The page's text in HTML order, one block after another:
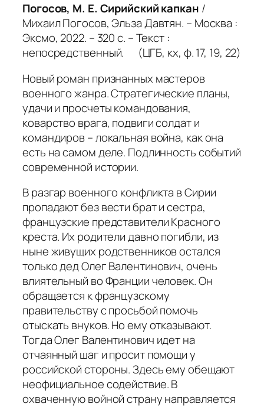
Погосов, М. Е. Сирийский капкан /
Михаил Погосов, Эльза Давтян. – Москва :
Эксмо, 2022. – 320 с. – Текст :
непосредственный. (ЦГБ, кх, ф. 17, 19, 22)
Новый роман признанных мастеров
военного жанра. Стратегические планы,
удачи и просчеты командования,
коварство врага, подвиги солдат и
командиров – локальная война, как она
есть на самом деле. Подлинность событий
современной истории.
В разгар военного конфликта в Сирии
пропадают без вести брат и сестра,
французские представители Красного
креста. Их родители давно погибли, из
ныне живущих родственников остался
только дед Олег Валентинович, очень
влиятельный во Франции человек. Он
обращается к французскому
правительству с просьбой помочь
отыскать внуков. Но ему отказывают.
Тогда Олег Валентинович идет на
отчаянный шаг и просит помощи у
российской стороны. Здесь ему обещают
неофициальное содействие. В
охваченную войной страну направляется